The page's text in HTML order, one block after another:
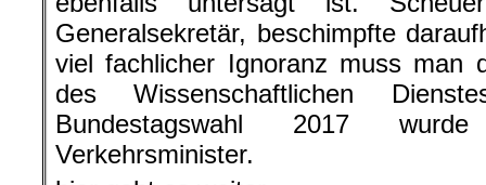
Generalsekretär, beschimpfte
viel fachlicher Ignoranz muss man
des Wissenschaftlichen
Bundestagswahl 2017
Verkehrsminister.